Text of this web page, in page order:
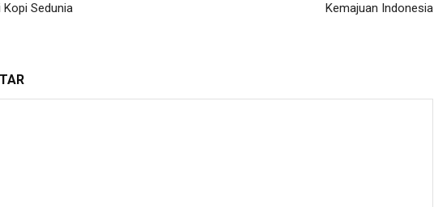
Kopi Sedunia
Kemajuan Indonesia